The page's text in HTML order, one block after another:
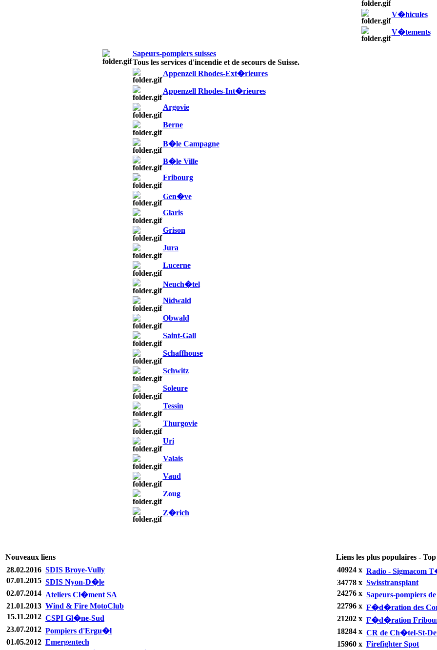
V�hicules
V�tements
Sapeurs-pompiers suisses
Tous les services d'incendie et de secours de Suisse.
Appenzell Rhodes-Ext�rieures
Appenzell Rhodes-Int�rieures
Argovie
Berne
B�le Campagne
B�le Ville
Fribourg
Gen�ve
Glaris
Grison
Jura
Lucerne
Neuch�tel
Nidwald
Obwald
Saint-Gall
Schaffhouse
Schwitz
Soleure
Tessin
Thurgovie
Uri
Valais
Vaud
Zoug
Z�rich
Nouveaux liens
Liens les plus populaires -
28.02.2016 SDIS Broye-Vully
07.01.2015 SDIS Nyon-D�le
02.07.2014 Ateliers Cl�ment SA
21.01.2013 Wind & Fire MotoClub
15.11.2012 CSPI Gl�ne-Sud
23.07.2012 Pompiers d'Ergu�l
01.05.2012 Emergentech
40924 x Radio - Sigmacom
34778 x Swisstransplant
24276 x Sapeurs-pompiers
22796 x F�d�ration des
21202 x F�d�ration
18284 x CR de Ch�tel-St-
15960 x Firefighter Spot